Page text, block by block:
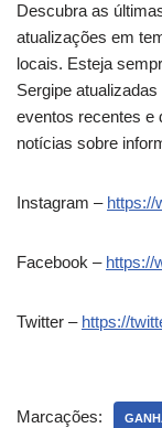
Descubra as
atualizações em
locais. Esteja
Sergipe
eventos recentes e
notícias sobre
Instagram – https://
Facebook – https://
Twitter – https://
Marcações: